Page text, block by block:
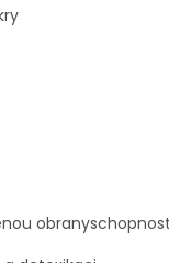
obranyschopnost